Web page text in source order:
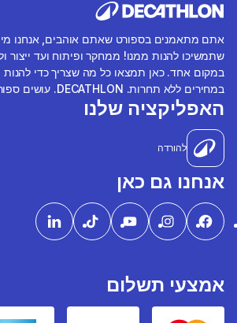
אתם מתאמנים בספורט שאתם אוהבים, אנחנו
שתמשיכו להנות ממנו! ממחקר ופיתוח ועד ייצור
במקום אחד. כאן תמצאו כל מה שצריך כדי להנות
במחירים ללא תחרות. DECATHLON. עושים ספורט יחד!
האפליקציה שלנו
להורדה
אנחנו גם כאן
אמצעי תשלום